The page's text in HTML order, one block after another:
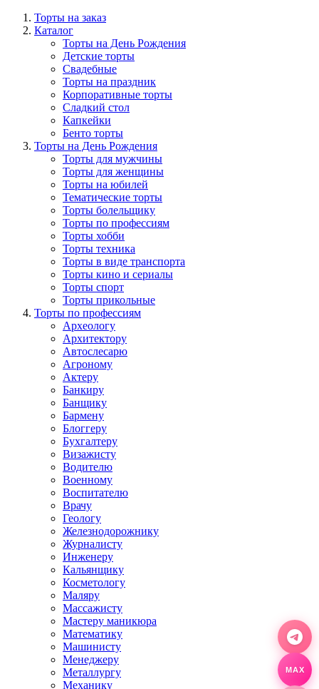
Торты на заказ
Каталог
Торты на День Рождения
Детские торты
Свадебные
Торты на праздник
Корпоративные торты
Сладкий стол
Капкейки
Бенто торты
Торты на День Рождения
Торты для мужчины
Торты для женщины
Торты на юбилей
Тематические торты
Торты болельщику
Торты по профессиям
Торты хобби
Торты техника
Торты в виде транспорта
Торты кино и сериалы
Торты спорт
Торты прикольные
Торты по профессиям
Археологу
Архитектору
Автослесарю
Агроному
Актеру
Банкиру
Банщику
Бармену
Блоггеру
Бухгалтеру
Визажисту
Водителю
Военному
Воспитателю
Врачу
Геологу
Железнодорожнику
Журналисту
Инженеру
Кальянщику
Косметологу
Маляру
Массажисту
Мастеру маникюра
Математику
Машинисту
Менеджеру
Металлургу
Механику
MAX